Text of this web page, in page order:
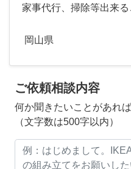
家事代行、掃除等出来る
岡山県
ご依頼相談内容
何か聞きたいことがあれ
（文字数は500字以内）